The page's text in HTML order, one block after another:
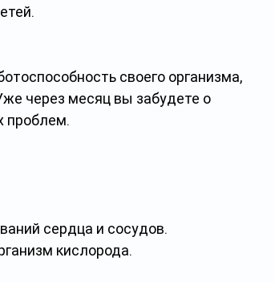
своего организма,
через месяц вы забудете о
проблем.
сердца и сосудов.
кислорода.